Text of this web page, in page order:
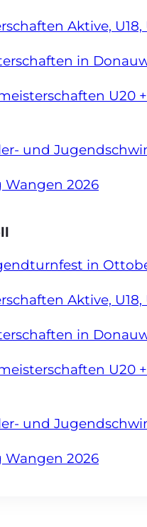
Aktive,
in
U20
und
2026
in
Aktive,
in
U20
und
2026